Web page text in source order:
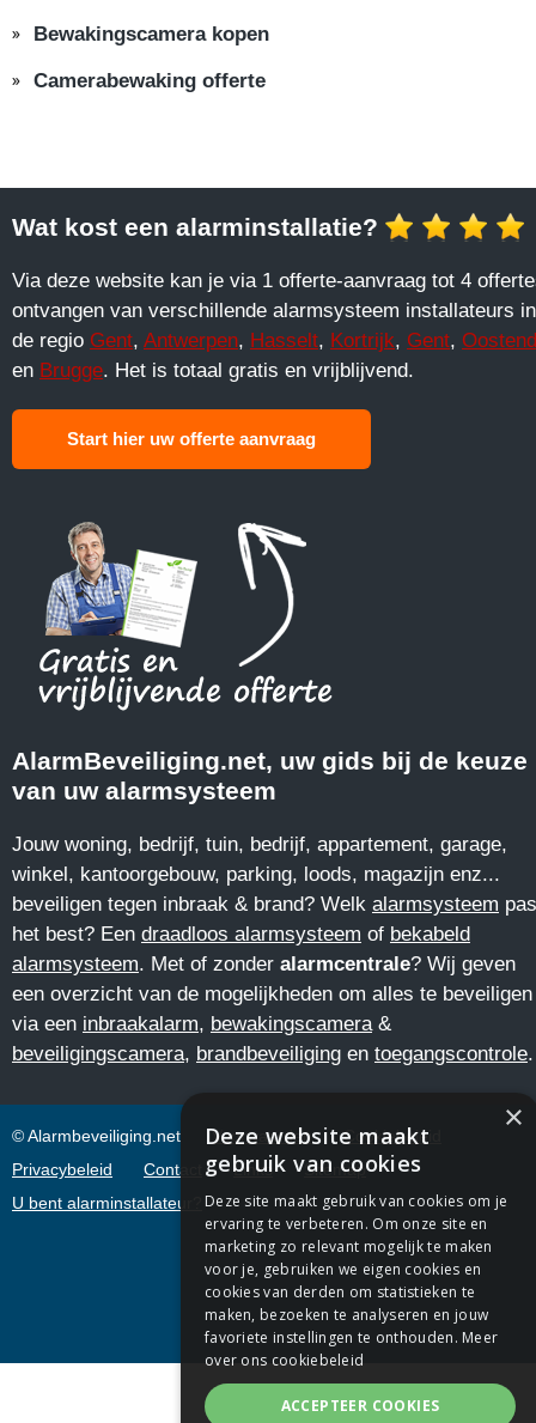
Bewakingscamera kopen
Camerabewaking offerte
Wat kost een alarminstallatie?
Via deze website kan je via 1 offerte-aanvraag tot 4
ontvangen van verschillende alarmsysteem installateurs in
de regio Gent, Antwerpen, Hasselt, Kortrijk, Gent,
en Brugge. Het is totaal gratis en vrijblijvend.
Start hier uw offerte aanvraag
AlarmBeveiliging.net, uw gids bij de keuze
van uw alarmsysteem
Jouw woning, bedrijf, tuin, bedrijf, appartement, garage,
winkel, kantoorgebouw, parking, loods, magazijn enz...
beveiligen tegen inbraak & brand? Welk alarmsysteem
het best? Een draadloos alarmsysteem of bekabeld
alarmsysteem. Met of zonder alarmcentrale? Wij geven
een overzicht van de mogelijkheden om alles te beveiligen
via een inbraakalarm, bewakingscamera &
beveiligingscamera, brandbeveiliging en toegangscontrole.
© Alarmbeveiliging.net Voorwaarden
Cookiebeleid
Privacybeleid
Contact Links
Sitemap
U bent alarminstallateur?
×
Deze website maakt
gebruik van cookies
Deze site maakt gebruik van cookies om je
ervaring te verbeteren. Om onze site en
marketing zo relevant mogelijk te maken
voor je, gebruiken we eigen cookies en
cookies van derden om statistieken te
maken, bezoeken te analyseren en jouw
favoriete instellingen te onthouden. Meer
over ons cookiebeleid
ACCEPTEER COOKIES